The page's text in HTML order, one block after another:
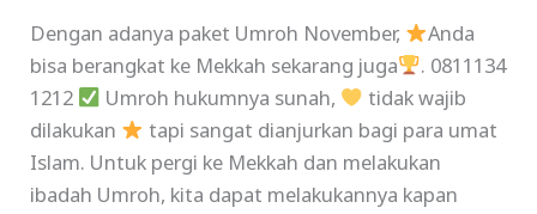
Dengan adanya paket Umroh November,
Anda
bisa berangkat ke Mekkah sekarang juga
. 0811134
1212
Umroh hukumnya sunah,
tidak wajib
dilakukan
tapi sangat dianjurkan bagi para umat
Islam. Untuk pergi ke Mekkah dan melakukan
ibadah Umroh, kita dapat melakukannya kapan